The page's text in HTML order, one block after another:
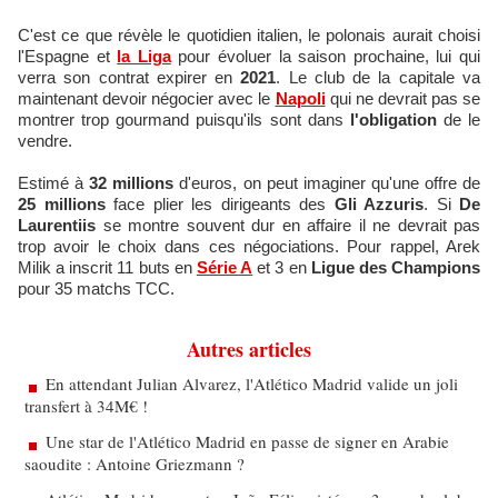
C'est ce que révèle le quotidien italien, le polonais aurait choisi
l'Espagne et la Ligapour évoluer la saison prochaine, lui qui
verra son contrat expirer en2021. Le club de la capitale va
maintenant devoir négocier avec le Napoliqui ne devrait pas se
montrer trop gourmand puisqu'ils sont dans l'obligationde le
vendre.
Estimé à32 millions d'euros, on peut imaginer qu'une offre de
25 millionsface plier les dirigeants des Gli Azzuris. Si De
Laurentiis se montre souvent dur en affaire il ne devrait pas
trop avoir le choix dans ces négociations. Pour rappel, Arek
Milik a inscrit 11 buts en Série A et 3 en Ligue des Champions
pour 35 matchs TCC.
Autres articles
En attendant Julian Alvarez, l'Atlético Madrid valide un joli
transfert à 34M€ !
Une star de l'Atlético Madrid en passe de signer en Arabie
saoudite : Antoine Griezmann ?